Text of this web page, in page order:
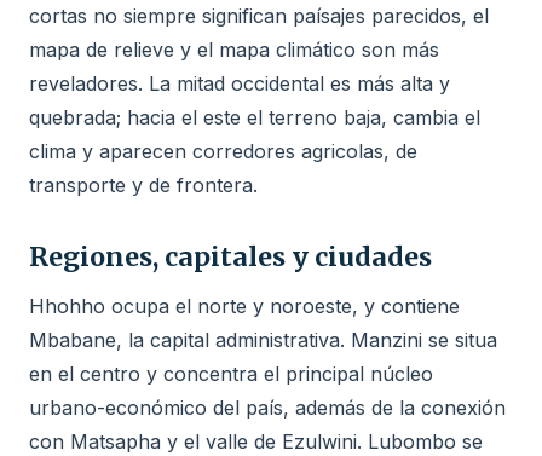
cortas no siempre significan paísajes parecidos, el
mapa de relieve y el mapa climático son más
reveladores. La mitad occidental es más alta y
quebrada; hacia el este el terreno baja, cambia el
clima y aparecen corredores agricolas, de
transporte y de frontera.
Regiones, capitales y ciudades
Hhohho ocupa el norte y noroeste, y contiene
Mbabane, la capital administrativa. Manzini se situa
en el centro y concentra el principal núcleo
urbano-económico del país, además de la conexión
con Matsapha y el valle de Ezulwini. Lubombo se